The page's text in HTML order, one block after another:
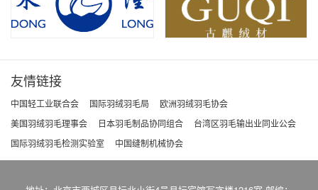
友情链接
中国轻工业联合会 国际羽绒羽毛局
欧洲羽绒羽毛协会
美国羽绒羽毛理事会
日本羽毛制品协同组合
台湾区羽毛输出业同业公会
国际羽绒羽毛检测实验室
中国缝制机械协会